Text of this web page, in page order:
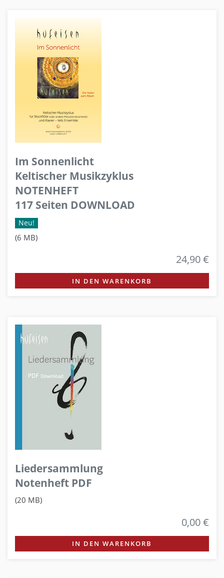
Im Sonnenlicht
Keltischer Musikzyklus
NOTENHEFT
117 Seiten DOWNLOAD
Neu!
(6 MB)
24,90 €
IN DEN WARENKORB
Liedersammlung
Notenheft PDF
(20 MB)
0,00 €
IN DEN WARENKORB